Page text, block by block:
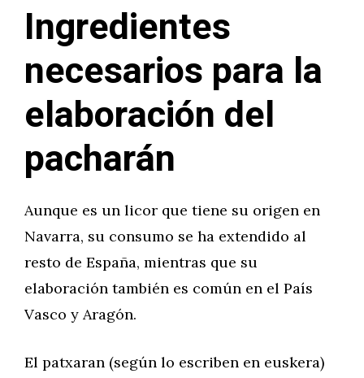
Ingredientes
necesarios para la
elaboración del
pacharán
Aunque es un licor que tiene su origen en
Navarra, su consumo se ha extendido al
resto de España, mientras que su
elaboración también es común en el País
Vasco y Aragón.
El patxaran (según lo escriben en euskera)